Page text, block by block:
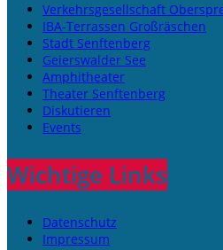
Verkehrsgesellschaft
IBA-Terrassen Großräschen
Stadt Senftenberg
Geierswalder See
Amphitheater
Theater Senftenberg
Diskutieren
Events
Wichtige Links
Datenschutz
Impressum